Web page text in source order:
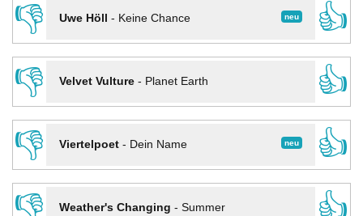
👎
neu
Uwe Höll - Keine Chance
👍
👎
Velvet Vulture- Planet Earth
👍
👎
neu
Viertelpoet- Dein Name
👍
👎
Weather's Changing - Summer
👍